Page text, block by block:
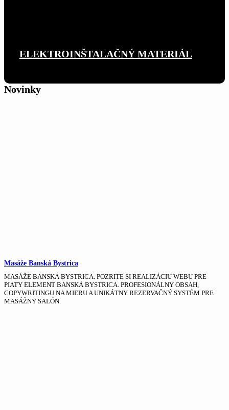
ELEKTROINŠTALAČNÝ MATERIÁL
Novinky
Masáže Banská Bystrica
MASÁŽE BANSKÁ BYSTRICA. POZRITE SI REALIZÁCIU WEBU PRE
PIATY ELEMENT BANSKÁ BYSTRICA. PROFESIONÁLNY OBSAH,
COPYWRITINGU NA MIERU A UNIKÁTNY REZERVAČNÝ SYSTÉM PRE
MASÁŽNY SALÓN.